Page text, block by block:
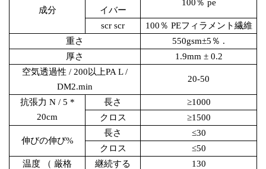
成分
イバー
100％ pe
scr scr
100％ PEフィラメント繊維
重さ
550gsm±5％ .
厚さ
1.9mm ± 0.2
空気透過性 / 200以上PA L /
DM2.min
20-50
抗張力 N / 5 *
20cm
長さ
≥1000
クロス
≥1500
伸びの伸び%
長さ
≤30
クロス
≤50
温度 （ 厳格
継続する
130